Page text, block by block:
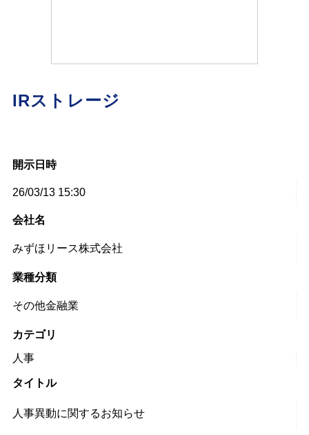
IRストレージ
開示日時
26/03/13 15:30
会社名
みずほリース株式会社
業種分類
その他金融業
カテゴリ
人事
タイトル
人事異動に関するお知らせ